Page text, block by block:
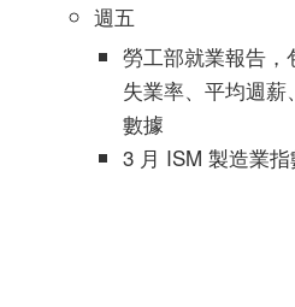
週五
勞工部就業報告，
失業率、平均週
數據
3 月 ISM 製造業指